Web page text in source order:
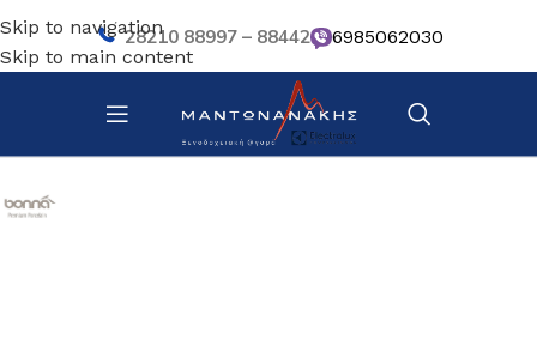
Skip to navigation
Skip to main content
28210 88997 – 88442 6985062030
Αρχική σελίδα/ Επιτραπέζια Είδη/ Πιάτα